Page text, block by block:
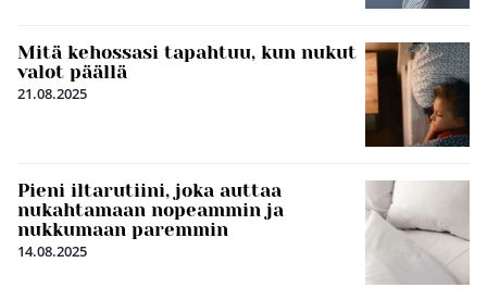
Mitä kehossasi tapahtuu, kun nukut
valot päällä
21.08.2025
Pieni iltarutiini, joka auttaa
nukahtamaan nopeammin ja
nukkumaan paremmin
14.08.2025